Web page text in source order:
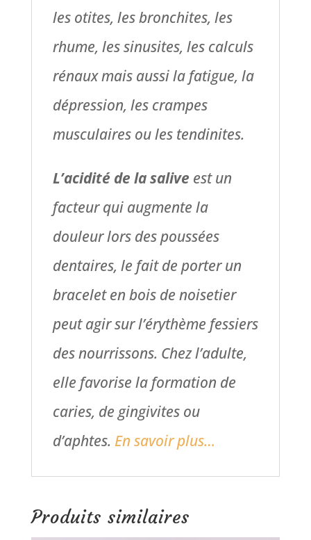
les otites, les bronchites, les
rhume, les sinusites, les calculs
rénaux mais aussi la fatigue, la
dépression, les crampes
musculaires ou les tendinites.
L’acidité de la salive est un
facteur qui augmente la
douleur lors des poussées
dentaires, le fait de porter un
bracelet en bois de noisetier
peut agir sur l’érythème fessiers
des nourrissons. Chez l’adulte,
elle favorise la formation de
caries, de gingivites ou
d’aphtes. En savoir plus…
Produits similaires